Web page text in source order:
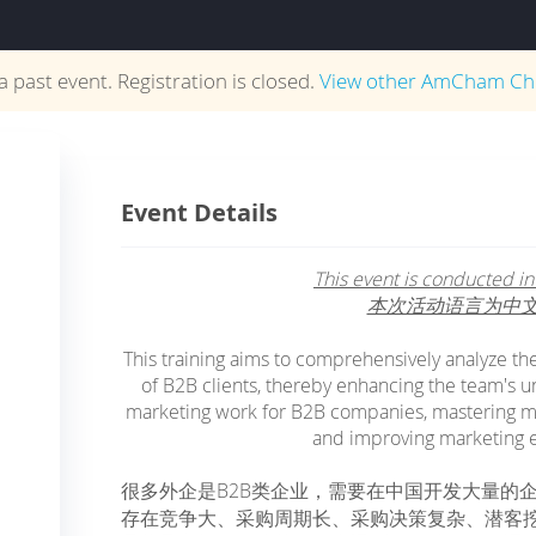
past event. Registration is closed.View otherAmCham
Event Details
This event is conducted
本次活动语言为中
This training aims to comprehensively analyze
of B2B clients, thereby enhancing the team's
marketing work for B2B companies, mastering
and improving marketing
很多外企是B2B类企业，需要在中国开发大量的
存在竞争大、采购周期长、采购决策复杂、潜客